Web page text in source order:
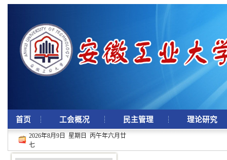
首页 工会概况 民主管理 理论研究
2026年8月9日 星期日 丙午年六月廿
七